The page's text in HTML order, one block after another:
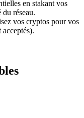
en stakant vos
réseau.
vos cryptos pour vos